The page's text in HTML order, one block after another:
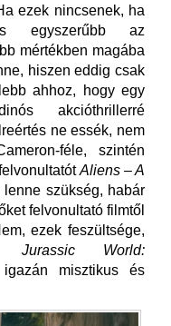
ezek nincsenek, ha
egyszerűbb az
mértékben magába
hiszen eddig csak
ahhoz, hogy egy
akcióthrillerré
ne essék, nem
féle, szintén
Aliens – A
lenne szükség, habár
felvonultató filmtől
ezek feszültsége,
Jurassic World:
misztikus és